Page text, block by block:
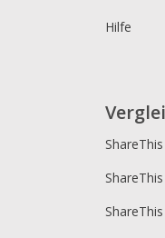
Hilfe